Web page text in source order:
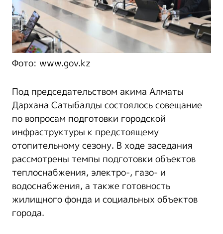
Фото: www.gov.kz
Под председательством акима Алматы
Дархана Сатыбалды состоялось совещание
по вопросам подготовки городской
инфраструктуры к предстоящему
отопительному сезону. В ходе заседания
рассмотрены темпы подготовки объектов
теплоснабжения, электро-, газо- и
водоснабжения, а также готовность
жилищного фонда и социальных объектов
города.